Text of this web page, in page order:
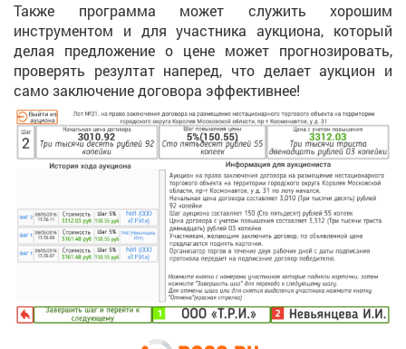
Также программа может служить хорошим
инструментом и для участника аукциона, который
делая предложение о цене может прогнозировать,
проверять резултат наперед, что делает аукцион и
само заключение договора эффективнее!